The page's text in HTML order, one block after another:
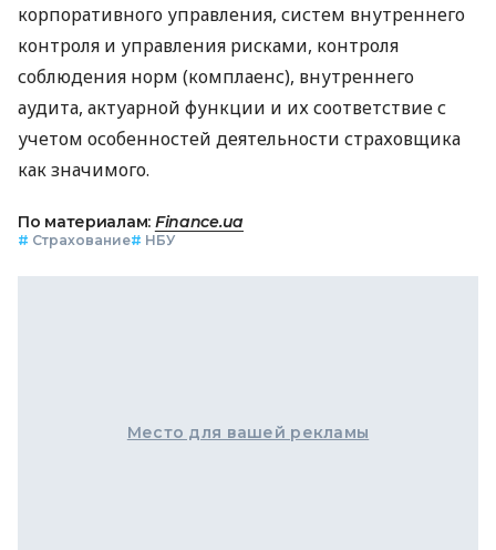
корпоративного управления, систем внутреннего
контроля и управления рисками, контроля
соблюдения норм (комплаенс), внутреннего
аудита, актуарной функции и их соответствие с
учетом особенностей деятельности страховщика
как значимого.
По материалам: Finance.ua
# Страхование# НБУ
Место для вашей рекламы